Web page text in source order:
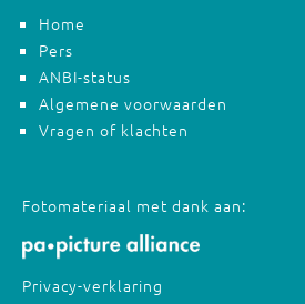
Home
Pers
ANBI-status
Algemene voorwaarden
Vragen of klachten
Fotomateriaal met dank aan:
Privacy-verklaring